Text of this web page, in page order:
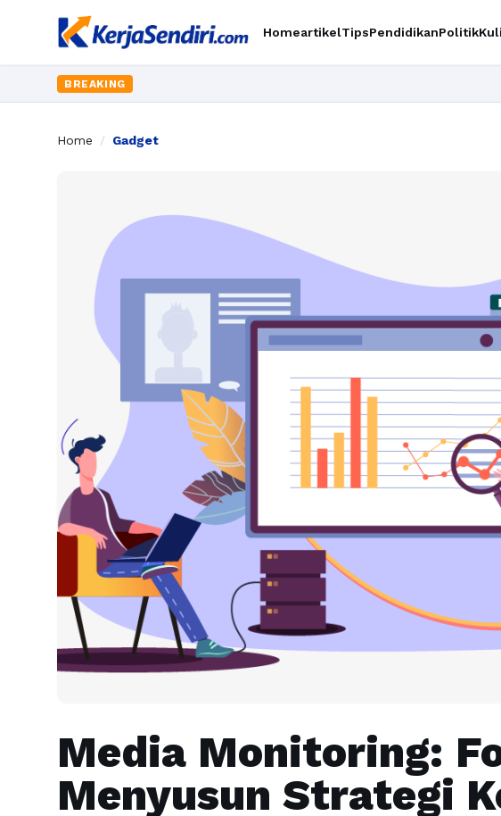
HomeartikelTipsPendidikanPolitik
BREAKING
Home / Gadget
Media Monitoring:
Menyusun Strategi